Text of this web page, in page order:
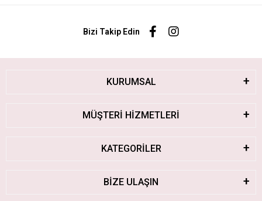
Bizi Takip Edin
KURUMSAL
MÜŞTERİ HİZMETLERİ
KATEGORİLER
BİZE ULAŞIN